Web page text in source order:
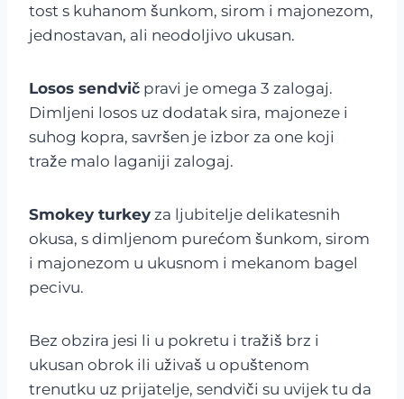
tost s kuhanom šunkom, sirom i majonezom,
jednostavan, ali neodoljivo ukusan.
Losos sendvič pravi je omega 3 zalogaj.
Dimljeni losos uz dodatak sira, majoneze i
suhog kopra, savršen je izbor za one koji
traže malo laganiji zalogaj.
Smokey turkey za ljubitelje delikatesnih
okusa, s dimljenom purećom šunkom, sirom
i majonezom u ukusnom i mekanom bagel
pecivu.
Bez obzira jesi li u pokretu i tražiš brz i
ukusan obrok ili uživaš u opuštenom
trenutku uz prijatelje, sendviči su uvijek tu da